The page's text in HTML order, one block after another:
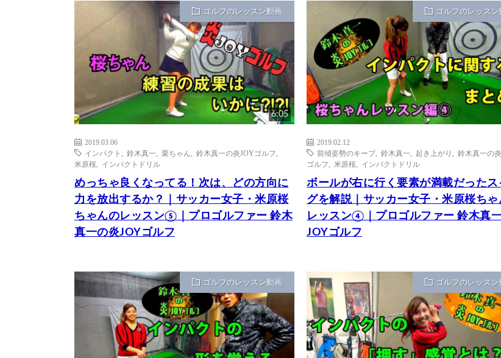
ゴルフのレッスン動画
6:05
2019.03.06
インパクト
鈴木真一 栗ちゃん 鈴木真一の炎JOYゴルフ
米原桜
インパクトドリル
めっちゃ良くなってる！次は、どの方向に
力を放出するか？｜サッカー女子・米原桜
ちゃんのレッスン⑤｜プロゴルファー 鈴木
真一の炎JOYゴルフ
ゴルフのレッスン
2019.02.12
前傾姿勢のキープ,鈴木真一 起き上がり ,鈴木真一の
ゴルフ
,米原桜 インパクトドリル
ボールが右に行く要素が満載だったス
グを解説｜サッカー女子・米原桜ちゃ
レッスン④｜プロゴルファー 鈴木真
JOYゴルフ
ゴルフのレッスン動画 ゴルフのレッスン